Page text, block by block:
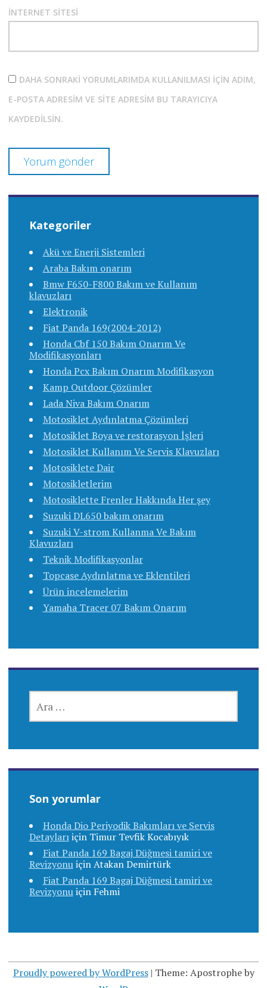
İNTERNET SITESI
DAHA SONRAKI YORUMLARIMDA KULLANILMASI IÇIN ADIM,
E-POSTA ADRESIM VE SITE ADRESIM BU TARAYICIYA
KAYDEDILSIN.
Kategoriler
Akü ve Enerji Sistemleri
Araba Bakım onarım
Bmw F650-F800 Bakım ve Kullanım
klavuzları
Elektronik
Fiat Panda 169(2004-2012)
Honda Cbf 150 Bakım Onarım Ve
Modifikasyonları
Honda Pcx Bakım Onarım Modifikasyon
Kamp Outdoor Çözümler
Lada Niva Bakım Onarım
Motosiklet Aydınlatma Çözümleri
Motosiklet Boya ve restorasyon İşleri
Motosiklet Kullanım Ve Servis Klavuzları
Motosiklete Dair
Motosikletlerim
Motosiklette Frenler Hakkında Her şey
Suzuki DL650 bakım onarım
Suzuki V-strom Kullanma Ve Bakım
Klavuzları
Teknik Modifikasyonlar
Topcase Aydınlatma ve Eklentileri
Ürün incelemelerim
Yamaha Tracer 07 Bakım Onarım
Son yorumlar
Honda Dio Periyodik Bakımları ve Servis
Detaylarıiçin Timur Tevfik Kocabıyık
Fiat Panda 169 Bagaj Düğmesi tamiri ve
RevizyonuiçinAtakan Demirtürk
Fiat Panda 169 Bagaj Düğmesi tamiri ve
Revizyonuiçin Fehmi
Proudly powered by WordPress | Theme: Apostrophe by